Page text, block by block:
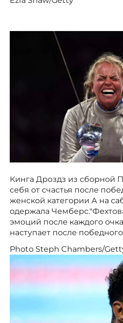
Кинга Дроздз из сборной
себя от счастья после
женской категории А на
одержала
эмоций после каждого
наступает после
Photo Steph Chambers/